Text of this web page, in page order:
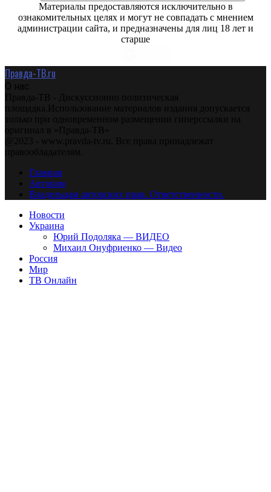
Материалы предоставляются исключительно в
ознакомительных целях и могут не совпадать с мнением
администрации сайта, и предназначены для лиц 18 лет и
старше
Правда-ТВ.ru
О нас
Правда-ТВ - Дискуссионно политическая
площадка.Использование материалов издания допускается
только при одновременном размещении гиперссылки на
оригинал в «Правда-ТВ»
@2023 - www.pravda-tv.ru. Все права принадлежат
правообладателям.
Главная
Авторам
Владельцам авторских прав. Ответственности.
Новости
Украина
Юрий Подоляка — ВИДЕО
Михаил Онуфриенко — Видео
Россия
Мир
ТВ Онлайн